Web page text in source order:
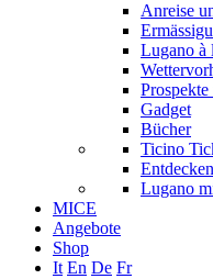
Anreise
Lugano à
Gadget
Bücher
Ticino
Lugano
MICE
Angebote
Shop
It En De Fr